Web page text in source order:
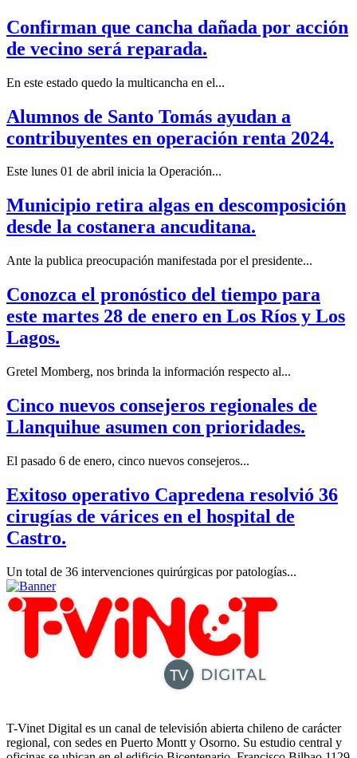
Confirman que cancha dañada por acción
de vecino será reparada.
En este estado quedo la multicancha en el...
Alumnos de Santo Tomás ayudan a
contribuyentes en operación renta 2024.
Este lunes 01 de abril inicia la Operación...
Municipio retira algas en descomposición
desde la costanera ancuditana.
Ante la publica preocupación manifestada por el presidente...
Conozca el pronóstico del tiempo para
este martes 28 de enero en Los Ríos y Los
Lagos.
Gretel Momberg, nos brinda la información respecto al...
Cinco nuevos consejeros regionales de
Llanquihue asumen con prioridades.
El pasado 6 de enero, cinco nuevos consejeros...
Exitoso operativo Capredena resolvió 36
cirugías de várices en el hospital de
Castro.
Un total de 36 intervenciones quirúrgicas por patologías...
T-Vinet Digital es un canal de televisión abierta chileno de carácter
regional, con sedes en Puerto Montt y Osorno. Su estudio central y